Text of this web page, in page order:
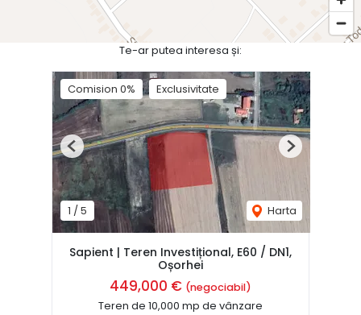
Te-ar putea interesa și:
Comision 0% Exclusivitate
1 /5 Harta
Previous Next
Sapient | Teren Investițional, E60 / DN1,
Oșorhei
449,000 € (negociabil)
Teren de 10,000 mp de vânzare